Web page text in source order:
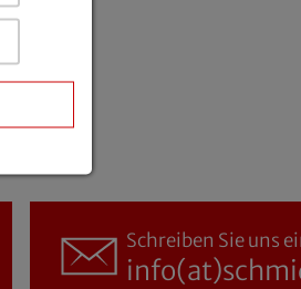
Schreiben Sie uns